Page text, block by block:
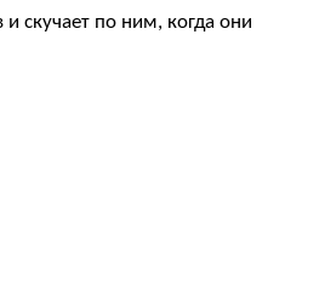
скучает по ним, когда они